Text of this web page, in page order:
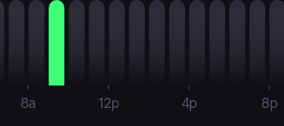
8a 12p 4p 8p